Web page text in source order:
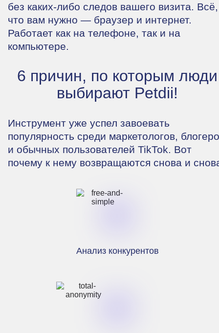
без каких-либо следов вашего визита. Всё,
что вам нужно — браузер и интернет.
Работает как на телефоне, так и на
компьютере.
6 причин, по которым люди
выбирают Petdii!
Инструмент уже успел завоевать
популярность среди маркетологов,
и обычных пользователей TikTok. Вот
почему к нему возвращаются снова и
Анализ конкурентов